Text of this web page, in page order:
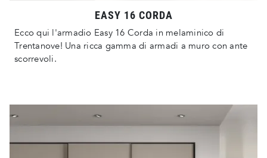
EASY 16 CORDA
Ecco qui l'armadio Easy 16 Corda in melaminico di
Trentanove! Una ricca gamma di armadi a muro con ante
scorrevoli.